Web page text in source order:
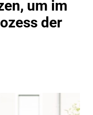
um im
der